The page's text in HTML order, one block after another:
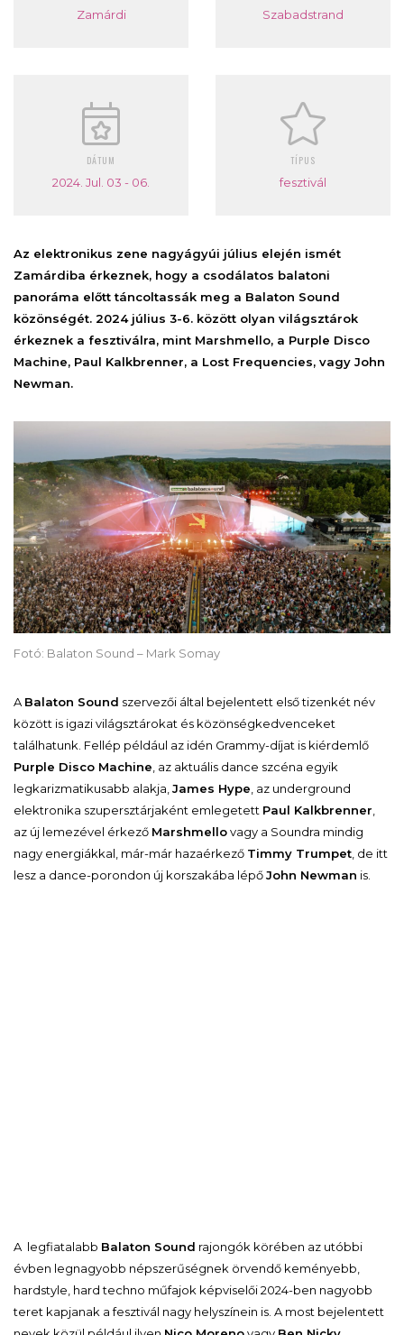
Zamárdi Szabadstrand
DÁTUM
2024. Jul. 03 - 06.
TÍPUS
fesztivál
Az elektronikus zene nagyágyúi július elején ismét
Zamárdiba érkeznek, hogy a csodálatos balatoni
panoráma előtt táncoltassák meg a Balaton Sound
közönségét. 2024 július 3-6. között olyan világsztárok
érkeznek a fesztiválra, mint Marshmello, a Purple Disco
Machine, Paul Kalkbrenner, a Lost Frequencies, vagy John
Newman.
Fotó: Balaton Sound – Mark Somay
A Balaton Sound szervezői által bejelentett első tizenkét név
között is igazi világsztárokat és közönségkedvenceket
találhatunk. Fellép például az idén Grammy-díjat is kiérdemlő
Purple Disco Machine , az aktuális dance szcéna egyik
legkarizmatikusabb alakja, James Hype , az underground
elektronika szupersztárjaként emlegetett Paul Kalkbrenner
az új lemezével érkező Marshmellovagy a Soundra mindig
nagy energiákkal, már-már hazaérkező Timmy Trumpet , de itt
lesz a dance-porondon új korszakába lépőJohn Newman is.
A legfiatalabb Balaton Sound rajongók körében az utóbbi
évben legnagyobb népszerűségnek örvendő keményebb,
hardstyle, hard techno műfajok képviselői 2024-ben nagyobb
teret kapjanak a fesztivál nagy helyszínein is. A most bejelentett